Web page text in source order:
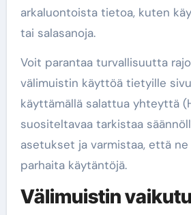
arkaluontoista tietoa, kuten
tai salasanoja.
Voit parantaa turvallisuutta
välimuistin käyttöä tietyille
käyttämällä salattua yhteyttä
suositeltavaa tarkistaa
asetukset ja varmistaa, että
parhaita käytäntöjä.
Välimuistin